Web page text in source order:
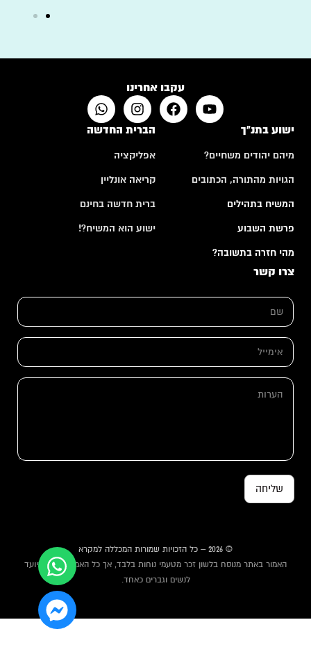
עקבו אחרינו
ישוע בתנ"ך
מיהם יהודים משחיים?
הגויות מהתורה, הכתובים
המשיח בתהילים
פרשת השבוע
מהי חזרה בתשובה?
הברית החדשה
אפליקציה
קריאה אונליין
ברית חדשה בחינם
ישוע הוא המשיח?!
צרו קשר
ם
א
י
י
ל
ש
*
א
מ
י
ה
שליחה
© 2026 – כל הזכויות שמורות המכללה למקרא
האמור באתר מנוסח בלשון זכר מטעמי נוחות בלבד, אך כל האמור באתר מיועד
לנשים וגברים כאחד.